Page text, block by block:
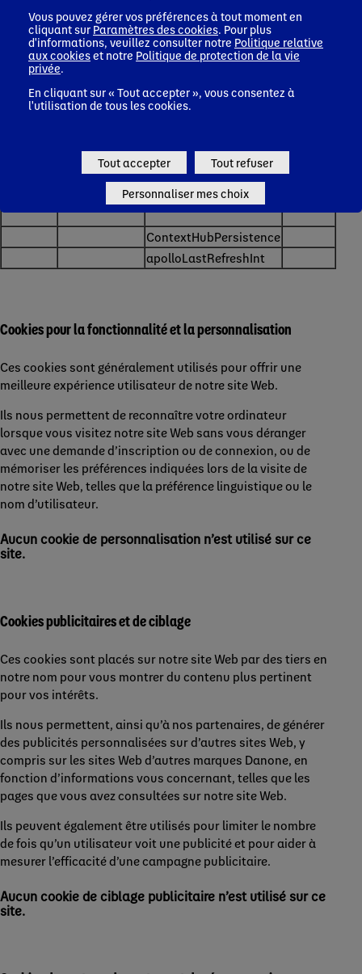
Google
Analytics
Google
Analytics est
un outil
d'analyse web
pour mieux
comprendre le
sur un site
internet.
Google Analytics
_ga 2
_gid 24
_gat 1
ContextHubPersistence
apolloLastRefreshInt
Cookies pour la fonctionnalité et la personnalisation
Ces cookies sont généralement utilisés pour offrir une
meilleure expérience utilisateur de notre site Web.
Ils nous permettent de reconnaître votre ordinateur
lorsque vous visitez notre site Web sans vous déranger
avec une demande d’inscription ou de connexion, ou de
mémoriser les préférences indiquées lors de la visite de
notre site Web, telles que la préférence linguistique ou le
nom d’utilisateur.
Aucun cookie de personnalisation n’est utilisé sur ce
site.
Cookies publicitaires et de ciblage
Ces cookies sont placés sur notre site Web par des tiers en
notre nom pour vous montrer du contenu plus pertinent
pour vos intérêts.
Ils nous permettent, ainsi qu’à nos partenaires, de générer
des publicités personnalisées sur d’autres sites Web, y
compris sur les sites Web d’autres marques Danone, en
fonction d’informations vous concernant, telles que les
pages que vous avez consultées sur notre site Web.
Ils peuvent également être utilisés pour limiter le nombre
de fois qu’un utilisateur voit une publicité et pour aider à
mesurer l’efficacité d’une campagne publicitaire.
Aucun cookie de ciblage publicitaire n’est utilisé sur ce
site.
Vous pouvez gérer vos préférences à tout moment en
cliquant sur Paramètres des cookies . Pour plus
d'informations, veuillez consulter notre Politique relative
aux cookieset notre Politique de protection de la vie
privée
En cliquant sur « Tout accepter », vous consentez à
l'utilisation de tous les cookies.
Tout accepter Tout refuser
Personnaliser mes choix